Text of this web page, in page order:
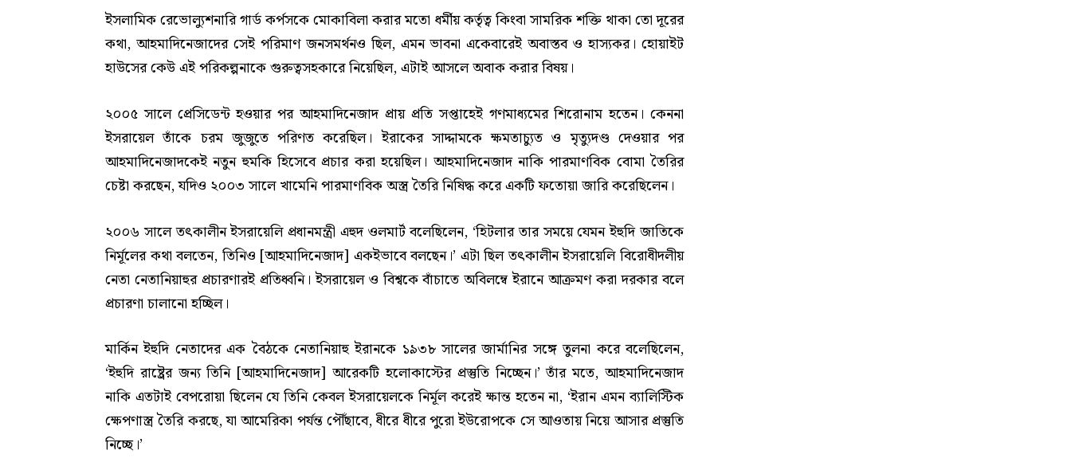
ইসলামিক রেভোল্যুশনারি গার্ড কর্পসকে মোকাবিলা করার মতো ধর্মীয় কর্তৃত্ব কিংবা সামরিক শক্তি থাকা তো দূরের
কথা, আহমাদিনেজাদের সেই পরিমাণ জনসমর্থনও ছিল, এমন ভাবনা একেবারেই অবাস্তব ও হাস্যকর। হোয়াইট
হাউসের কেউ এই পরিকল্পনাকে গুরুত্বসহকারে নিয়েছিল, এটাই আসলে অবাক করার বিষয়।
২০০৫ সালে প্রেসিডেন্ট হওয়ার পর আহমাদিনেজাদ প্রায় প্রতি সপ্তাহেই গণমাধ্যমের শিরোনাম হতেন। কেননা
ইসরায়েল তাঁকে চরম জুজুতে পরিণত করেছিল। ইরাকের সাদ্দামকে ক্ষমতাচ্যুত ও মৃত্যুদণ্ড দেওয়ার পর
আহমাদিনেজাদকেই নতুন হুমকি হিসেবে প্রচার করা হয়েছিল। আহমাদিনেজাদ নাকি পারমাণবিক বোমা তৈরির
চেষ্টা করছেন, যদিও ২০০৩ সালে খামেনি পারমাণবিক অস্ত্র তৈরি নিষিদ্ধ করে একটি ফতোয়া জারি করেছিলেন।
২০০৬ সালে তৎকালীন ইসরায়েলি প্রধানমন্ত্রী এহুদ ওলমার্ট বলেছিলেন, ‘হিটলার তার সময়ে যেমন ইহুদি জাতিকে
নির্মূলের কথা বলতেন, তিনিও [আহমাদিনেজাদ] একইভাবে বলছেন।’ এটা ছিল তৎকালীন ইসরায়েলি বিরোধীদলীয়
নেতা নেতানিয়াহুর প্রচারণারই প্রতিধ্বনি। ইসরায়েল ও বিশ্বকে বাঁচাতে অবিলম্বে ইরানে আক্রমণ করা দরকার বলে
প্রচারণা চালানো হচ্ছিল।
মার্কিন ইহুদি নেতাদের এক বৈঠকে নেতানিয়াহু ইরানকে ১৯৩৮ সালের জার্মানির সঙ্গে তুলনা করে বলেছিলেন,
‘ইহুদি রাষ্ট্রের জন্য তিনি [আহমাদিনেজাদ] আরেকটি হলোকাস্টের প্রস্তুতি নিচ্ছেন।’ তাঁর মতে, আহমাদিনেজাদ
নাকি এতটাই বেপরোয়া ছিলেন যে তিনি কেবল ইসরায়েলকে নির্মূল করেই ক্ষান্ত হতেন না, ‘ইরান এমন ব্যালিস্টিক
ক্ষেপণাস্ত্র তৈরি করছে, যা আমেরিকা পর্যন্ত পৌঁছাবে, ধীরে ধীরে পুরো ইউরোপকে সে আওতায় নিয়ে আসার প্রস্তুতি
নিচ্ছে।’